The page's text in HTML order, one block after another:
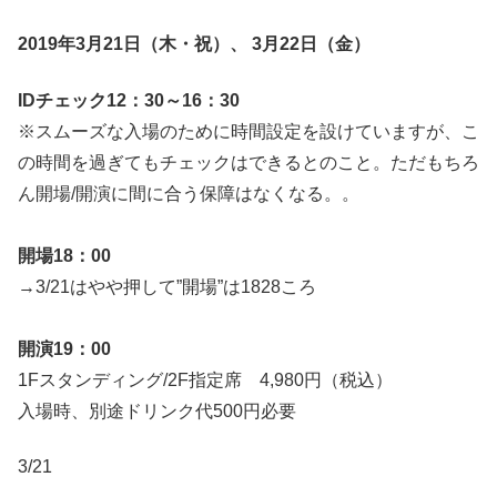
2019年3月21日（木・祝）、 3月22日（金）
IDチェック12：30～16：30
※スムーズな入場のために時間設定を設けていますが、こ
の時間を過ぎてもチェックはできるとのこと。ただもちろ
ん開場/開演に間に合う保障はなくなる。。
開場18：00
→3/21はやや押して”開場”は1828ころ
開演19：00
1Fスタンディング/2F指定席 4,980円（税込）
入場時、別途ドリンク代500円必要
3/21